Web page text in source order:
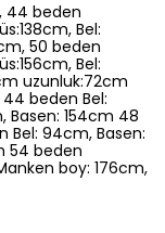
44 beden
Bel:
50 beden
Bel:
uzunluk:72cm
beden Bel:
Basen: 154cm 48
Bel: 94cm, Basen:
54 beden
boy: 176cm,